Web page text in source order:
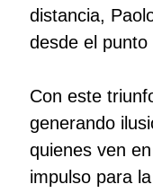
distancia,
desde el punto
Con este
generando
quienes ven
impulso para